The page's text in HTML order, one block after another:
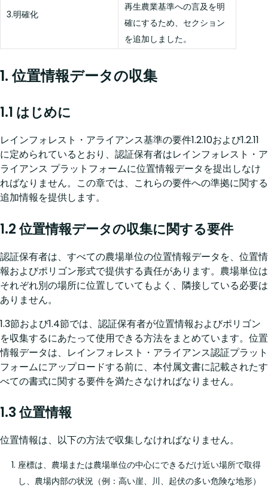
3.明確化
再生農業基準への言及を明
確にするため、セクション
を追加しました。
1. 位置情報データの収集
1.1 はじめに
レインフォレスト・アライアンス基準の要件1.2.10および1.2.11
に定められているとおり、認証保有者はレインフォレスト・ア
ライアンス プラットフォームに位置情報データを提出しなけ
ればなりません。この章では、これらの要件への準拠に関する
追加情報を提供します。
1.2 位置情報データの収集に関する要件
認証保有者は、すべての農場単位の位置情報データを、位置情
報およびポリゴン形式で提供する責任があります。農場単位は
それぞれ別の場所に位置していてもよく、隣接している必要は
ありません。
1.3節および1.4節では、認証保有者が位置情報およびポリゴン
を収集するにあたって使用できる方法をまとめています。位置
情報データは、レインフォレスト・アライアンス認証プラット
フォームにアップロードする前に、本付属文書に記載されたす
べての書式に関する要件を満たさなければなりません。
1.3 位置情報
位置情報は、以下の方法で収集しなければなりません。
座標は、農場または農場単位の中心にできるだけ近い場所で取得
し、農場内部の状況（例：高い崖、川、起伏の多い危険な地形）